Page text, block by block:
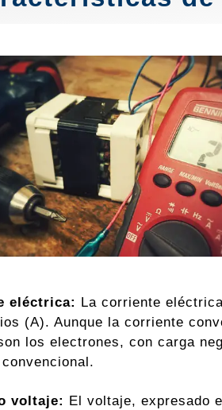
eléctrica: La corriente
(A). Aunque la corriente
los electrones, con carga
voltaje: El voltaje, expresado